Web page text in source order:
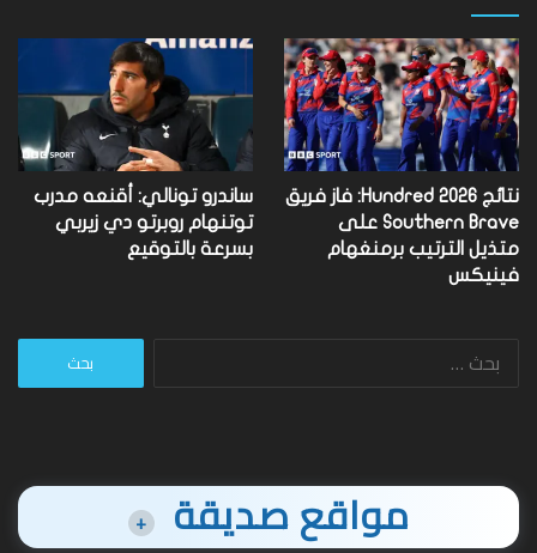
نتائج Hundred 2026: فاز فريق
Southern Brave على
متذيل الترتيب برمنغهام
فينيكس
ساندرو تونالي: أقنعه مدرب
توتنهام روبرتو دي زيربي
بسرعة بالتوقيع
البحث
مواقع صديقة +